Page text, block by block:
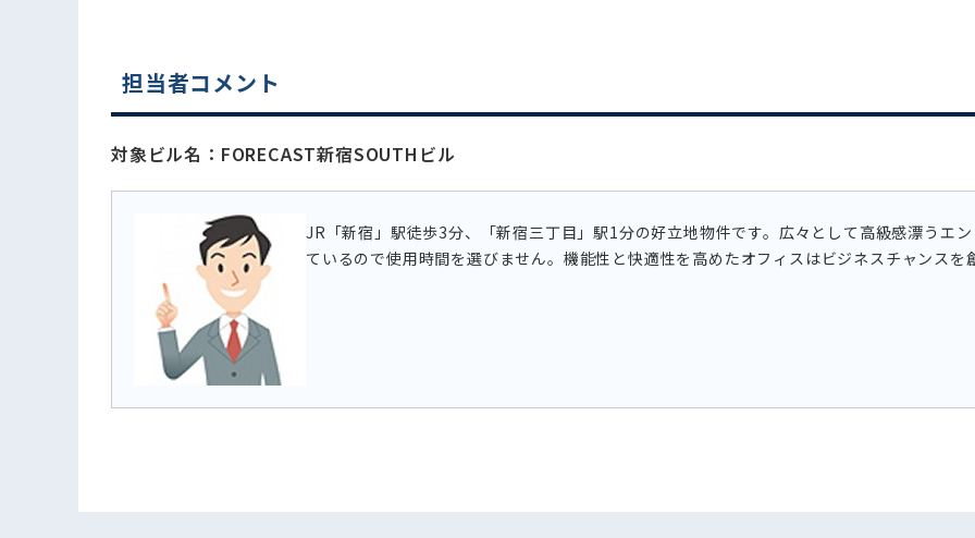
担当者コメント
対象ビル名：FORECAST新宿SOUTHビル
JR「新宿」駅徒歩3分、「新宿三丁目」駅1分の好立地物件です。広々として高級感漂うエ
ているので使用時間を選びません。機能性と快適性を高めたオフィスはビジネスチャンスを